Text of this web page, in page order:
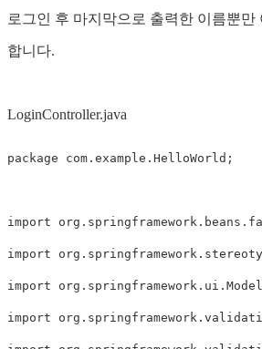
로그인 후 마지막으로 출력한 이름뿐만
합니다.
LoginController.java
package com.example.HelloWorld ;
import
import
import org.springframework.ui.Model
import